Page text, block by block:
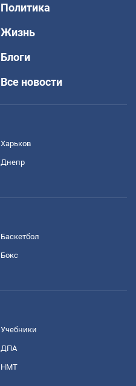
Политика
Жизнь
Блоги
Все новости
Харьков
Днепр
Баскетбол
Бокс
Учебники
ДПА
НМТ